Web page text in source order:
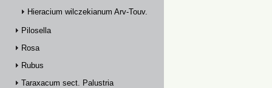
Hieracium wilczekianum Arv-Touv.
Pilosella
Rosa
Rubus
Taraxacum sect. Palustria